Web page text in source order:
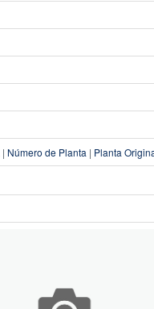
| Número de Planta | Planta